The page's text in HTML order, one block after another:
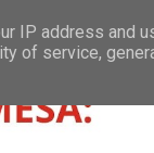
IP address and
of service,